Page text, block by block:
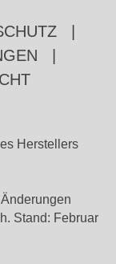
Herstellers
Stand: Februar